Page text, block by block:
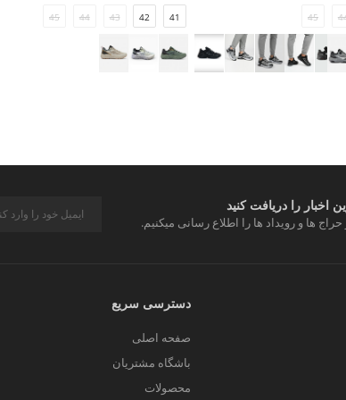
45
41
42
43
44
45
اخبار را دریافت کنید
ها و رویداد ها را اطلاع رسانی میکنیم.
دسترسی سریع
صفحه اصلی
باشگاه مشتریان
محصولات